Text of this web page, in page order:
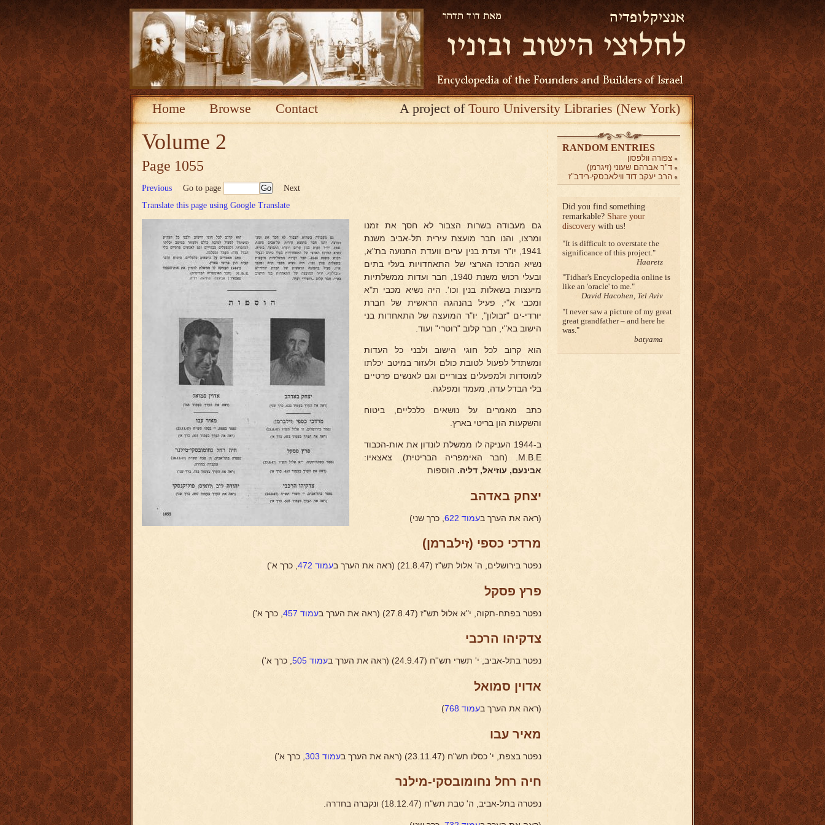
Home Browse Contact A project ofTouro University Libraries (New York)
Volume 2
Page 1055
Previous Go to page
Next
Translate this page using Google Translate
גם מעבודה בשרות הצבור לא חסך את זמנו
ומרצו, והנו חבר מועצת עירית תל-אביב משנת
1941, יו"ר ועדת בנין ערים וועדת התנועה בת"א,
נשיא המרכז הארצי של התאחדויות בעלי בתים
ובעלי רכוש משנת 1940, חבר ועדות ממשלתיות
מיעצות בשאלות בנין וכו'. היה נשיא מכבי ת"א
ומכבי א"י, פעיל בהנהגה הראשית של חברת
יורדי-ים "זבולון", יו"ר המועצה של התאחדות בני
הישוב בא"י, חבר קלוב "רוטרי" ועוד.
הוא קרוב לכל חוגי הישוב ולבני כל העדות
ומשתדל לפעול לטובת כולם ולעזור במיטב יכלתו
למוסדות ולמפעלים צבוריים וגם לאנשים פרטיים
בלי הבדל עדה, מעמד ומפלגה.
כתב מאמרים על נושאים כלכליים, ביטוח
והשקעות הון בריטי בארץ.
ב-1944 העניקה לו ממשלת לונדון את אות-הכבוד
M.B.E. (חבר האימפריה הבריטית). צאצאיו:
אבינעם, עוזיאל, דליה. הוספות
יצחק באדהב
(ראה את הערך בעמוד 622 , כרך שני)
מרדכי כספי (זילברמן)
נפטר בירושלים, ה' אלול תש"ז (21.8.47) (ראה את הערך ב עמוד 472 , כרך א')
פרץ פסקל
נפטר בפתח-תקוה, י"א אלול תש"ז (27.8.47) (ראה את הערך ב עמוד 457 , כרך א')
צדקיהו הרכבי
נפטר בתל-אביב, י' תשרי תש''ח (24.9.47) (ראה את הערך ב עמוד 505 , כרך א')
אדוין סמואל
(ראה את הערך בעמוד 768 )
מאיר עבו
נפטר בצפת, י' כסלו תש"ח (23.11.47) (ראה את הערך ב עמוד 303 , כרך א')
חיה רחל נחומובסקי-מילנר
נפטרה בתל-אביב, ה' טבת תש"ח (18.12.47) ונקברה בחדרה.
RANDOM ENTRIES
צפורה וולפסון
ד"ר אברהם שעוני (זיגרמן)
הרב יעקב דוד ווילאבסקי-רידב"ז
Did you find something
remarkable? Share your
discovery with us!
It is difficult to overstate the
significance of this project.
Haaretz
Tidhar's Encyclopedia online is
like an 'oracle' to me.
David Hacohen, Tel Aviv
I never saw a picture of my great
great grandfather – and here he
was.
batyama